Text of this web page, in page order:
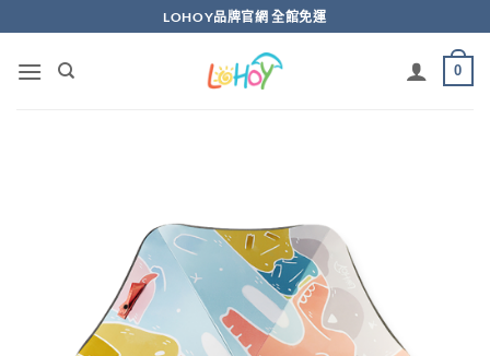
to
content
LOHOY品牌官網 全館免運
0